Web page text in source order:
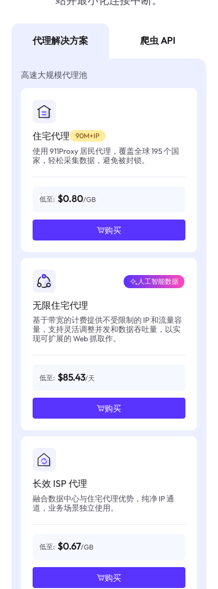
代理解决方案 爬虫 API
高速大规模代理池
住宅代理 90M+IP
使用 911Proxy 居民代理，覆盖全球 195 个国
家，轻松采集数据，避免被封锁。
低至: $0.80/GB
购买
无限住宅代理
人工智能数据
基于带宽的计费提供不受限制的 IP 和流量容
量，支持灵活调整并发和数据吞吐量，以实
现可扩展的 Web 抓取作。
低至: $85.43/天
购买
长效 ISP 代理
融合数据中心与住宅代理优势，纯净 IP 通
道，业务场景独立使用。
低至: $0.67/GB
购买